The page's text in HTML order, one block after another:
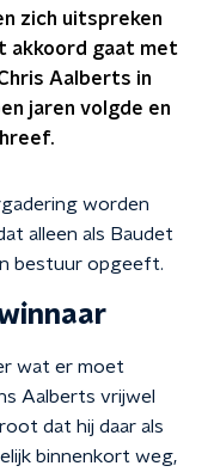
zich uitspreken
akkoord gaat met
Aalberts in
jaren volgde en
worden
alleen als Baudet
bestuur opgeeft.
wat er moet
Aalberts vrijwel
dat hij daar als
binnenkort weg,